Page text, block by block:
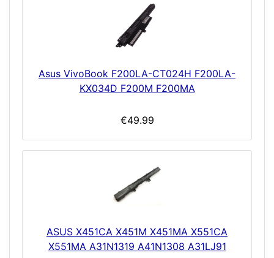
Asus VivoBook F200LA-CT024H F200LA-
KX034D F200M F200MA
€49.99
ASUS X451CA X451M X451MA X551CA
X551MA A31N1319 A41N1308 A31LJ91